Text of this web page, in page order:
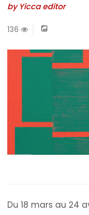
by Yicca editor
136
Du 18 mars au 24